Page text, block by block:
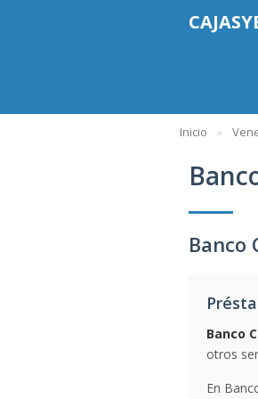
Inicio
Banco
Banco
otros
En